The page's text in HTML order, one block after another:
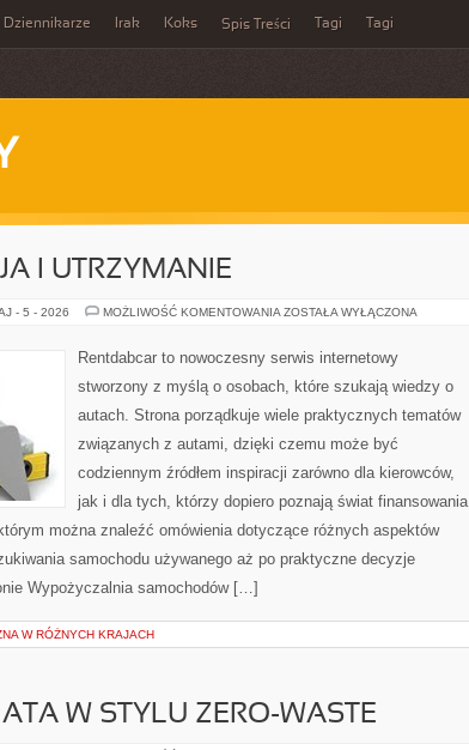
Dziennikarze Irak Koks Spis Treści Tagi Tagi
I UTRZYMANIE
- 5 - 2026 MOŻLIWOŚĆ KOMENTOWANIA EKSPLOATACJA
ZOSTAŁA WYŁĄCZONA
Rentdabcar to nowoczesny serwis internetowy
stworzony z myślą o osobach, które szukają wiedzy o
autach. Strona porządkuje wiele praktycznych tematów
związanych z autami, dzięki czemu może być
codziennym źródłem inspiracji zarówno dla kierowców,
jak i dla tych, którzy dopiero poznają świat finansowania
można znaleźć omówienia dotyczące różnych aspektów
samochodu używanego aż po praktyczne decyzje
Wypożyczalnia samochodów […]
W RÓŻNYCH KRAJACH
W STYLU ZERO-WASTE